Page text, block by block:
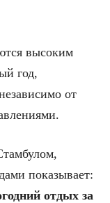
высоким
год,
от
показывает:
отдых за